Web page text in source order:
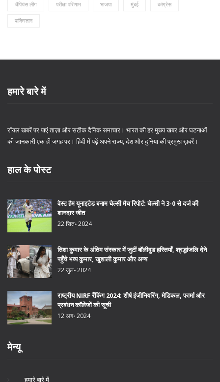
चैंपियंस लीग परीक्षा परिणाम भाजपा मुंबई कांग्रेस
पाकिस्तान
हमारे बारे में
रॉयल खबरें पर पाएं ताज़ा और सटीक दैनिक समाचार। भारत की हर मुख्य खबर और घटनाओं
की जानकारी एक ही जगह पर। हिंदी में पढ़ें अपने राज्य, देश और दुनिया की प्रमुख ख़बरें।
हाल के पोस्ट
वेस्ट हैम यूनाइटेड बनाम चेल्सी मैच रिपोर्ट: चेल्सी ने 3-0 से दर्ज की
शानदार जीत
22 सित॰ 2024
तिशा कुमार के अंतिम संस्कार में जुटीं बॉलीवुड हस्तियाँ, श्रद्धांजलि देने
पहुँचे भव्य कुमार, खुशाली कुमार और अन्य
22 जुल॰ 2024
राष्ट्रीय NIRF रैंकिंग 2024: शीर्ष इंजीनियरिंग, मेडिकल, फार्मा और
प्रबंधन कॉलेजों की सूची
12 अग॰ 2024
मेन्यू
हमारे बारे में